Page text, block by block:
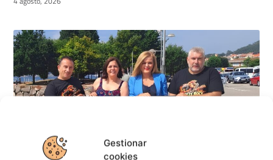
Gestionar
cookies
Eclipse Solar 2026 en Vigo: el Gran Evento
Astronómico